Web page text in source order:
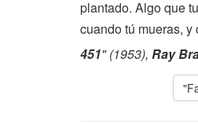
plantado. Algo que
cuando tú mueras,
451" (1953), Ray